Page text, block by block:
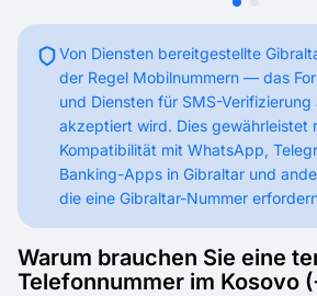
Von Diensten bereitgestellte
der Regel Mobilnummern — das
und Diensten für SMS-
akzeptiert wird. Dies gewährleistet
Kompatibilität mit WhatsApp,
Banking-Apps in Gibraltar und
die eine Gibraltar-Nummer
Warum brauchen Sie eine
Telefonnummer im Kosovo